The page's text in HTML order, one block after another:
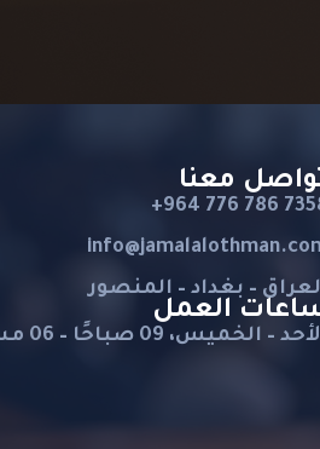
معنا
+964 776 786
– بغداد – المنصور
العمل
– الخميس، 09 صباحًا – 06 مساءً